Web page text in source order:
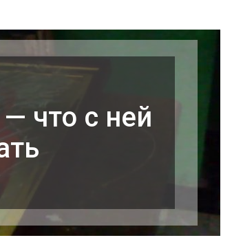
что с ней